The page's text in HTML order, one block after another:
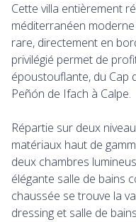
Cette villa entièrement
méditerranéen
rare, directement en
privilégié permet de
époustouflante, du Cap
Peñón de Ifach à Calpe.
Répartie sur deux
matériaux haut de
deux chambres
élégante salle de bains
chaussée se trouve la
dressing et salle de